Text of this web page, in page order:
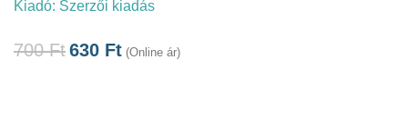
Kiadó: Szerzői kiadás
700Ft630 Ft (Online ár)